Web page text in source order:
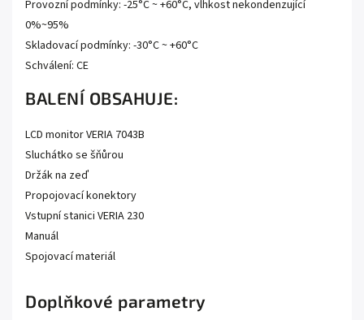
Provozní podmínky: -25°C ~ +60°C, vlhkost nekondenzující
0%~95%
Skladovací podmínky: -30°C ~ +60°C
Schválení: CE
BALENÍ OBSAHUJE:
LCD monitor VERIA 7043B
Sluchátko se šňůrou
Držák na zeď
Propojovací konektory
Vstupní stanici VERIA 230
Manuál
Spojovací materiál
Doplňkové parametry